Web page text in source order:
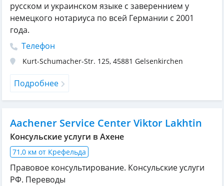
русском и украинском языке с завереннием у
немецкого нотариуса по всей Германии с 2001
года.
Телефон
Kurt-Schumacher-Str. 125, 45881 Gelsenkirchen
Подробнее
Aachener Service Center Viktor Lakhtin
Консульские услуги в Ахене
71,0 км от Крефельда
Правовое консультирование. Консульские услуги
РФ. Переводы